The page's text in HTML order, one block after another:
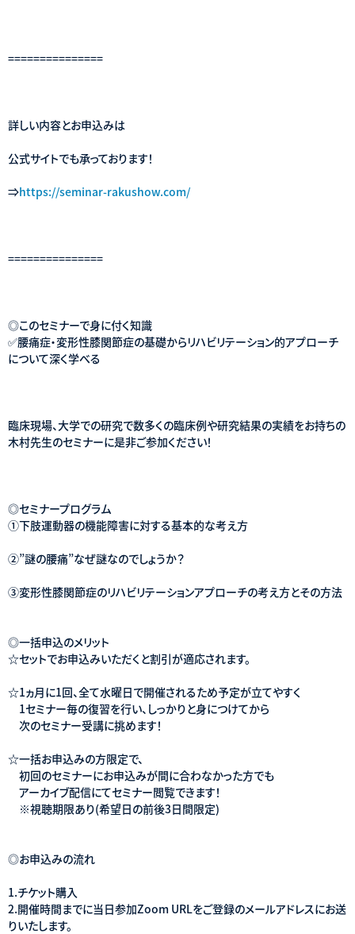
===============
詳しい内容とお申込みは
公式サイトでも承っております！
⇒https://seminar-rakushow.com/
===============
◎このセミナーで身に付く知識
✅腰痛症・変形性膝関節症の基礎からリハビリテーション的アプローチ
について深く学べる
臨床現場、大学での研究で数多くの臨床例や研究結果の実績をお持ちの
木村先生のセミナーに是非ご参加ください！
◎セミナープログラム
①下肢運動器の機能障害に対する基本的な考え方
②”謎の腰痛”なぜ謎なのでしょうか？
③変形性膝関節症のリハビリテーションアプローチの考え方とその方法
◎一括申込のメリット
☆セットでお申込みいただくと割引が適応されます。
☆1ヵ月に1回、全て水曜日で開催されるため予定が立てやすく
1セミナー毎の復習を行い、しっかりと身につけてから
次のセミナー受講に挑めます！
☆一括お申込みの方限定で、
初回のセミナーにお申込みが間に合わなかった方でも
アーカイブ配信にてセミナー閲覧できます！
※視聴期限あり(希望日の前後3日間限定)
◎お申込みの流れ
1.チケット購入
2.開催時間までに当日参加Zoom URLをご登録のメールアドレスにお送
りいたします。